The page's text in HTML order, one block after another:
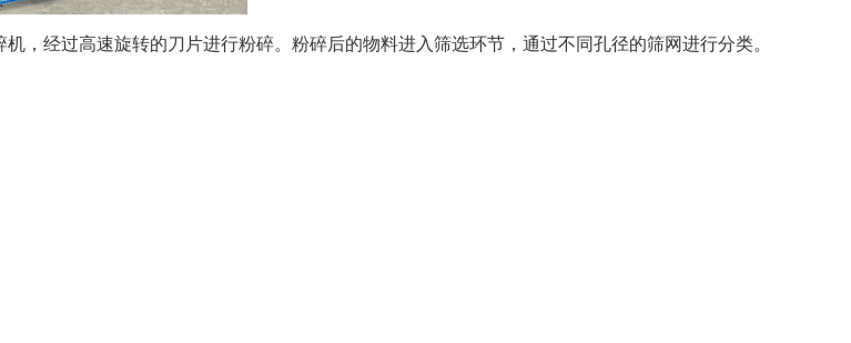
，经过高速旋转的刀片进行粉碎。粉碎后的物料进入筛选环节，通过不同孔径的筛网进行分类。